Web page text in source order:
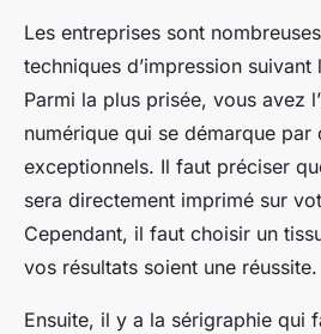
Les entreprises sont
techniques d’impression
Parmi la plus prisée, vous avez
numérique qui se démarque par
exceptionnels. Il faut préciser
sera directement imprimé sur
Cependant, il faut choisir un
vos résultats soient une réussite.
Ensuite, il y a la sérigraphie qui